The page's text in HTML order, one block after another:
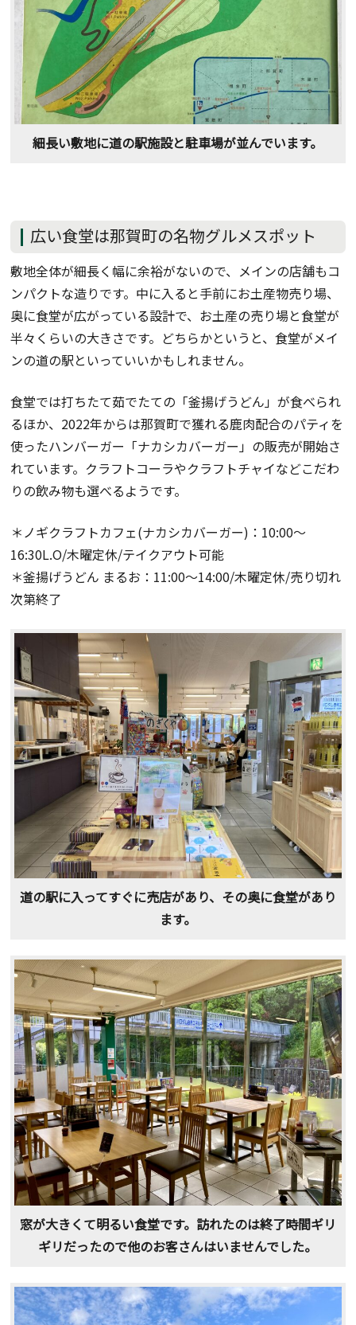
細長い敷地に道の駅施設と駐車場が並んでいます。
広い食堂は那賀町の名物グルメスポット
敷地全体が細長く幅に余裕がないので、メインの店舗もコ
ンパクトな造りです。中に入ると手前にお土産物売り場、
奥に食堂が広がっている設計で、お土産の売り場と食堂が
半々くらいの大きさです。どちらかというと、食堂がメイ
ンの道の駅といっていいかもしれません。
食堂では打ちたて茹でたての「釜揚げうどん」が食べられ
るほか、2022年からは那賀町で獲れる鹿肉配合のパティを
使ったハンバーガー「ナカシカバーガー」の販売が開始さ
れています。クラフトコーラやクラフトチャイなどこだわ
りの飲み物も選べるようです。
＊ノギクラフトカフェ(ナカシカバーガー)：10:00～
16:30L.O/木曜定休/テイクアウト可能
＊釜揚げうどん まるお：11:00～14:00/木曜定休/売り切れ
次第終了
道の駅に入ってすぐに売店があり、その奥に食堂があり
ます。
窓が大きくて明るい食堂です。訪れたのは終了時間ギリ
ギリだったので他のお客さんはいませんでした。